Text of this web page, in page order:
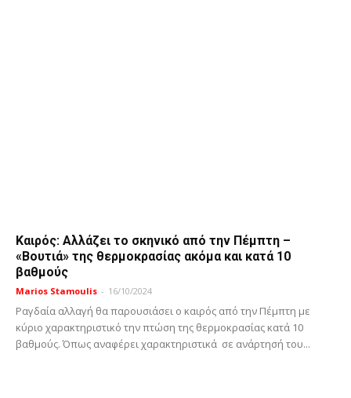
Καιρός: Αλλάζει το σκηνικό από την Πέμπτη –
«Βουτιά» της θερμοκρασίας ακόμα και κατά 10
βαθμούς
Marios Stamoulis - 16/10/2024
Ραγδαία αλλαγή θα παρουσιάσει ο καιρός από την Πέμπτη με
κύριο χαρακτηριστικό την πτώση της θερμοκρασίας κατά 10
βαθμούς. Όπως αναφέρει χαρακτηριστικά σε ανάρτησή του...